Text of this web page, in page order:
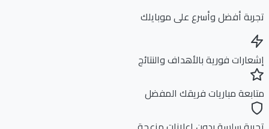
أفضل وأسرع على موبايلك
فورية بالأهداف والنتائج
مباريات فريقك المفضل